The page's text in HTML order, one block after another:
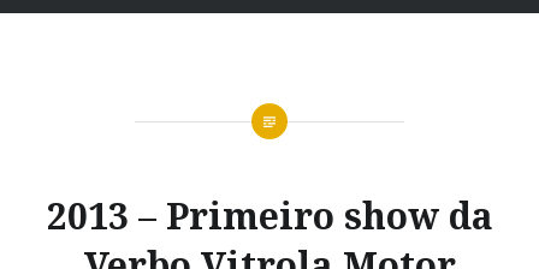
2013 – Primeiro show da